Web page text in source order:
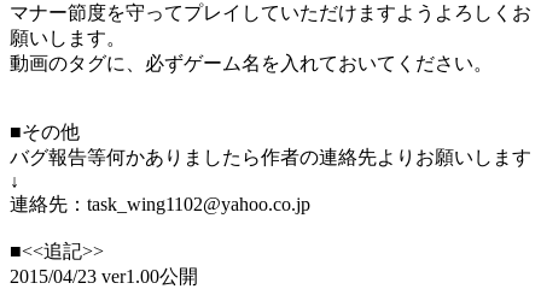
マナー節度を守ってプレイしていただけますようよろしくお
願いします。
動画のタグに、必ずゲーム名を入れておいてください。
■その他
バグ報告等何かありましたら作者の連絡先よりお願いします
↓
連絡先：task_wing1102@yahoo.co.jp
■<<追記>>
2015/04/23 ver1.00公開